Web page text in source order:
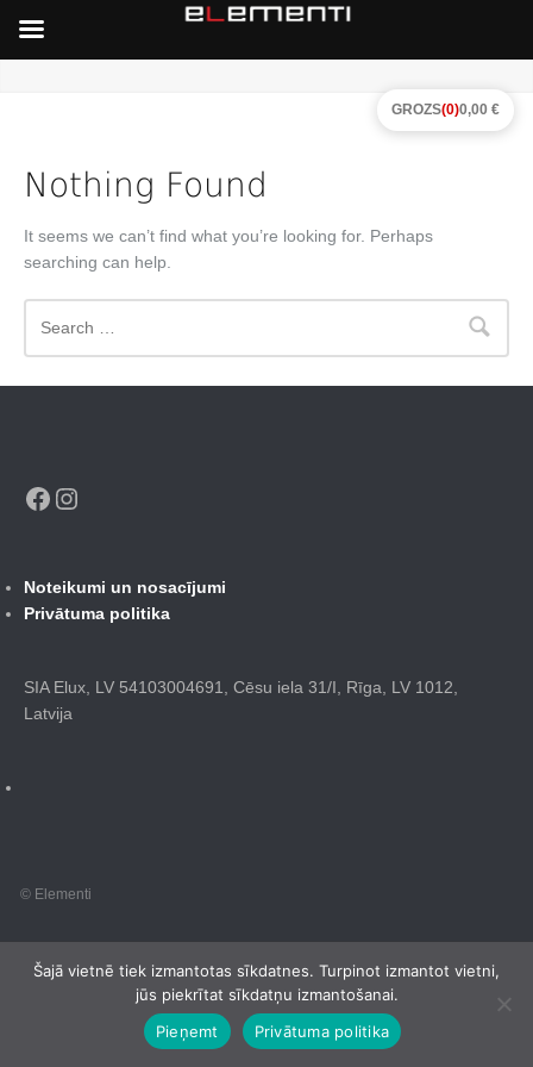
Nothing Found
It seems we can’t find what you’re looking for. Perhaps
searching can help.
Facebook
Noteikumi un nosacījumi
Privātuma politika
SIA Elux, LV 54103004691, Cēsu iela 31/I, Rīga, LV 1012,
Latvija
© Elementi
Šajā vietnē tiek izmantotas sīkdatnes. Turpinot izmantot vietni,
jūs piekrītat sīkdatņu izmantošanai.
Pieņemt
Privātuma politika
GROZS(0)0,00 €